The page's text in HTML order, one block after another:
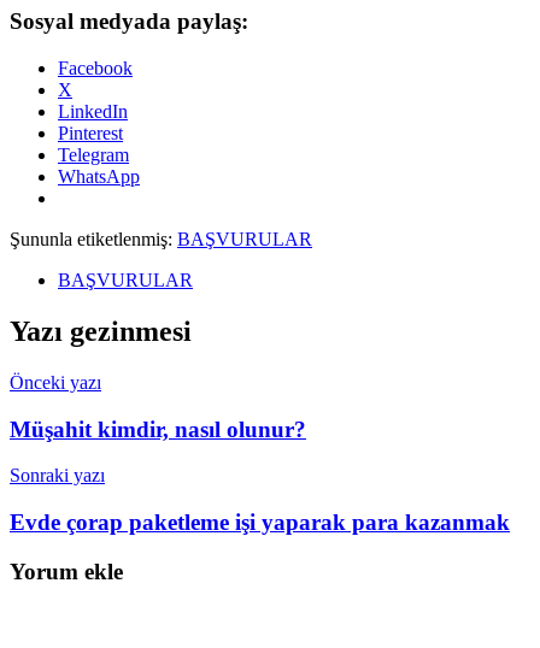
Sosyal medyada paylaş:
Facebook
X
LinkedIn
Pinterest
Telegram
WhatsApp
Şununla etiketlenmiş: BAŞVURULAR
BAŞVURULAR
Yazı gezinmesi
Önceki yazı
Müşahit kimdir, nasıl olunur?
Sonraki yazı
Evde çorap paketleme işi yaparak para kazanmak
Yorum ekle